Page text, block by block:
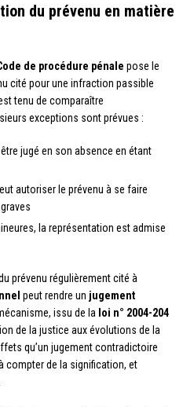
du prévenu en matière
de procédure pénale pose le
cité pour une infraction passible
tenu de comparaître
exceptions sont prévues :
jugé en son absence en étant
autoriser le prévenu à se faire
la représentation est admise
prévenu régulièrement cité à
peut rendre un jugement
issu de la loi n° 2004-204
de la justice aux évolutions de la
qu’un jugement contradictoire
compter de la signification, et